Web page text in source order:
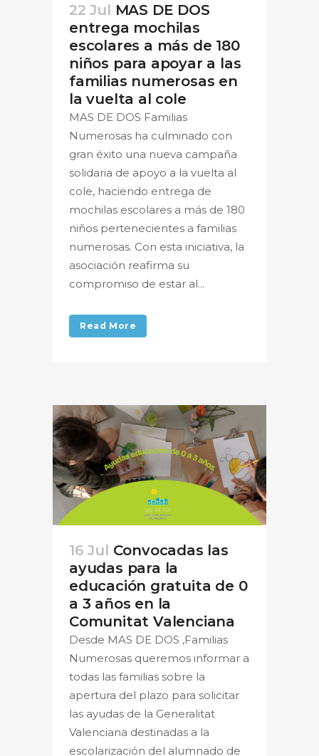
22 Jul MAS DE DOS
entrega mochilas
escolares a más de 180
niños para apoyar a las
familias numerosas en
la vuelta al cole
MAS DE DOS Familias
Numerosas ha culminado con
gran éxito una nueva campaña
solidaria de apoyo a la vuelta al
cole, haciendo entrega de
mochilas escolares a más de 180
niños pertenecientes a familias
numerosas. Con esta iniciativa, la
asociación reafirma su
compromiso de estar al...
Read More
16 Jul Convocadas las
ayudas para la
educación gratuita de 0
a 3 años en la
Comunitat Valenciana
Desde MAS DE DOS ,Familias
Numerosas queremos informar a
todas las familias sobre la
apertura del plazo para solicitar
las ayudas de la Generalitat
Valenciana destinadas a la
escolarización del alumnado de